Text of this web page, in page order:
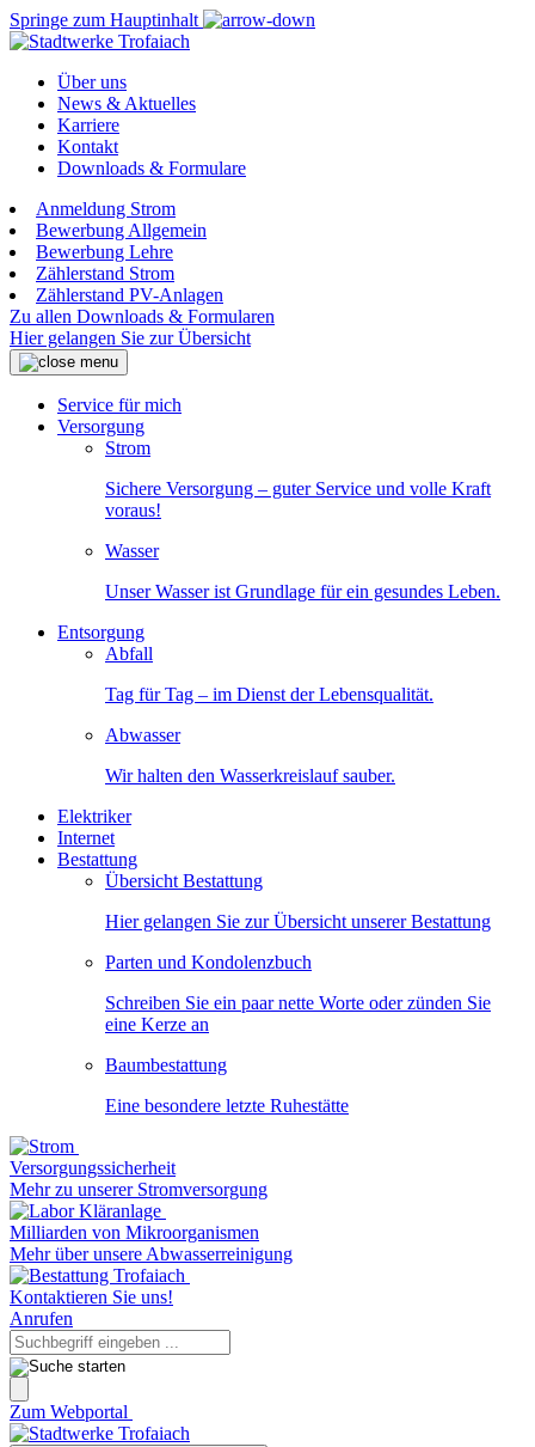
Springe zum Hauptinhalt
Über uns
News & Aktuelles
Karriere
Kontakt
Downloads & Formulare
Anmeldung Strom
Bewerbung Allgemein
Bewerbung Lehre
Zählerstand Strom
Zählerstand PV-Anlagen
Zu allen Downloads & Formularen
Hier gelangen Sie zur Übersicht
Service für mich
Versorgung
Strom
Sichere Versorgung – guter Service und volle Kraft
voraus!
Wasser
Unser Wasser ist Grundlage für ein gesundes Leben.
Entsorgung
Abfall
Tag für Tag – im Dienst der Lebensqualität.
Abwasser
Wir halten den Wasserkreislauf sauber.
Elektriker
Internet
Bestattung
Übersicht Bestattung
Hier gelangen Sie zur Übersicht unserer Bestattung
Parten und Kondolenzbuch
Schreiben Sie ein paar nette Worte oder zünden Sie
eine Kerze an
Baumbestattung
Eine besondere letzte Ruhestätte
Versorgungssicherheit
Mehr zu unserer Stromversorgung
Milliarden von Mikroorganismen
Mehr über unsere Abwasserreinigung
Kontaktieren Sie uns!
Anrufen
Zum Webportal